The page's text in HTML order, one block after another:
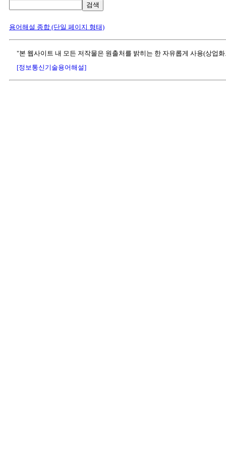
검색
용어해설 종합 (단일 페이지 형태)
"본 웹사이트 내 모든 저작물은 원출처를 밝히는 한 자유롭게 사용(상업
[정보통신기술용어해설]